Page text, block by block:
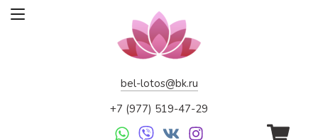
bel-lotos@bk.ru
+7 (977) 519-47-29